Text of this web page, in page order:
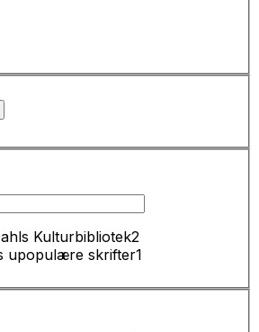
Kulturbibliotek2
upopulære skrifter1